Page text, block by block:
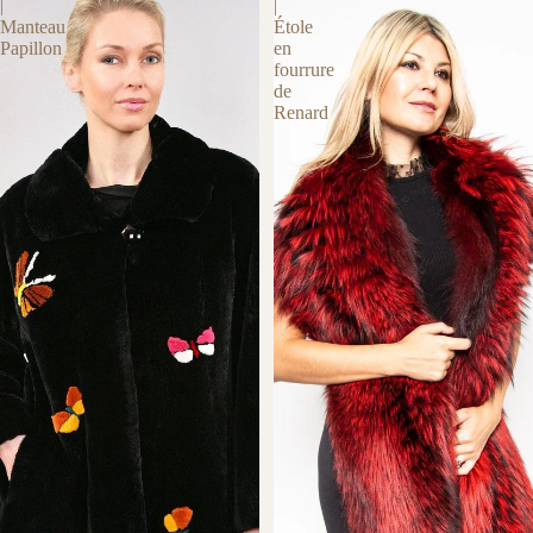
Manteau
Papillon
Étole
en
fourrure
de
Renard